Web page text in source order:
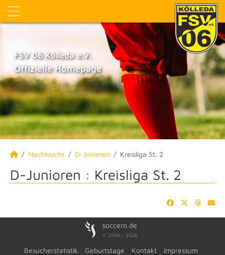
FSV 06 Kölleda e.V.
Offizielle Homepage
Nachwuchs D-Junioren Kreisliga St. 2
D-Junioren : Kreisliga St. 2
soccero.de
© 2006 - 2026
Besucherstatistik Geburtstage Kontakt
Impressum